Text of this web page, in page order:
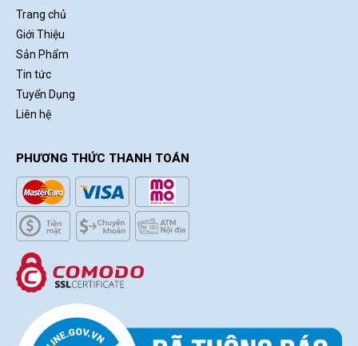
Trang chủ
Giới Thiệu
Sản Phẩm
Tin tức
Tuyển Dụng
Liên hệ
PHƯƠNG THỨC THANH TOÁN